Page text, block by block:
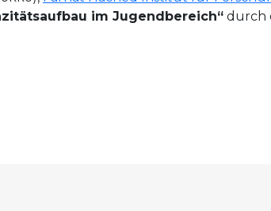
im Jugendbereich“ durch